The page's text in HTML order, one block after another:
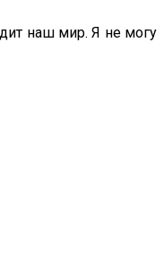
наш мир. Я не могу